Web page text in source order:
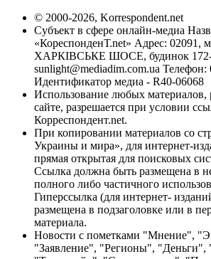
© 2000-2026, Korrespondent.net
Субъект в сфере онлайн-медиа
«КореспонденТ.net» Адрес: 02091,
ХАРКІВСЬКЕ ШОСЕ, будинок 172-
sunlight@mediadim.com.ua Телефон:
Идентификатор медиа - R40-06068
Использование любых
сайте, разрешается при условии
Корреспондент.net.
При копировании материалов со
Украины и мира», для интернет-
прямая открытая для поисковых
Ссылка должна быть размещена в
полного либо частичного
Гиперссылка (для интернет-
размещена в подзаголовке или в
материала.
Новости с пометками "Мнение",
"Заявление", "Регионы",